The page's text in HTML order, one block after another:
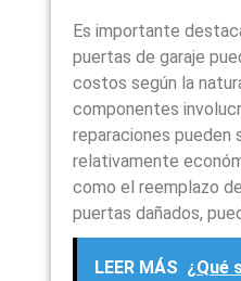
Es importante
puertas de garaje
costos según la
componentes
reparaciones pueden
relativamente
como el reemplazo
puertas dañados,
LEER MÁS ¿Qué